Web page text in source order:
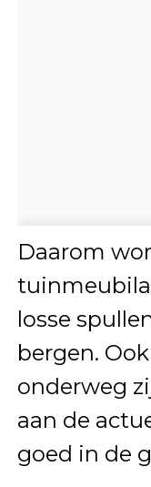
Daarom
losse
bergen.
onderweg
aan de
goed in de